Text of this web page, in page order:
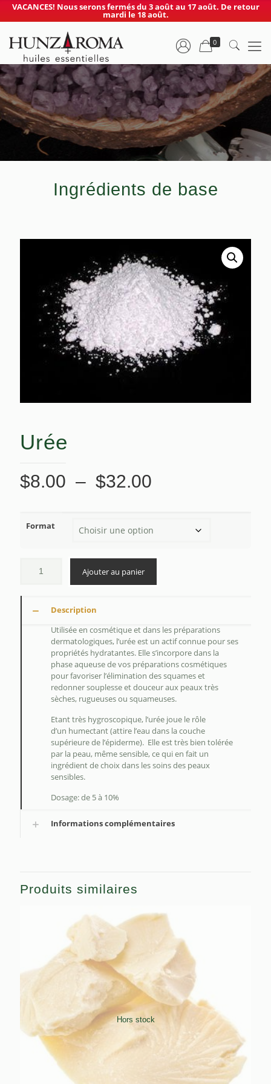
VACANCES! Nous serons fermés du 3 août au 17 août. De retour
mardi le 18 août.
0
Ingrédients de base
Urée
$8.00 – $32.00
$8.00
à
Format
Ajouter au panier
Description
Utilisée en cosmétique et dans les préparations
dermatologiques, l’urée est un actif connue pour ses
propriétés hydratantes. Elle s’incorpore dans la
phase aqueuse de vos préparations cosmétiques
pour favoriser l’élimination des squames et
redonner souplesse et douceur aux peaux très
sèches, rugueuses ou squameuses.
Etant très hygroscopique, l’urée joue le rôle
d’un humectant(attire l’eau dans la couche
supérieure de l’épiderme). Elle esttrès bien tolérée
par la peau, même sensible, ce qui en fait un
ingrédient de choix dans les soins des peaux
sensibles.
Dosage: de 5 à 10%
Informations complémentaires
Produits similaires
Hors stock